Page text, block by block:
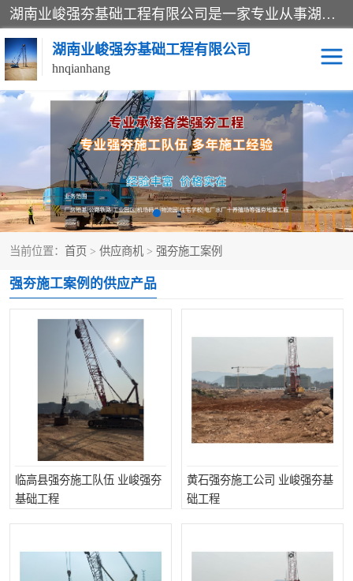
湖南业峻强夯基础工程有限公司是一家专业从事湖南强夯基础工程、强夯机租赁，地基处理的施工单位。业务覆盖：湖南、广东，江西等地。可承接1000KN.m-25000KN.m强夯（置换）工程。公司创始人是国内较早期从事强夯施工的建设者，经过多年的一步一个脚印的发展，在行业内具有较高的度和良好的口碑。
湖南业峻强夯基础工程有限公司
hnqianhang
当前位置： 首页 > 供应商机 > 强夯施工案例
强夯施工案例的供应产品
临高县强夯施工队伍 业峻强夯
基础工程
黄石强夯施工公司 业峻强夯基
础工程
强夯施工案例 强夯机租赁
强夯施工工程 强夯施工队伍
强夯队伍